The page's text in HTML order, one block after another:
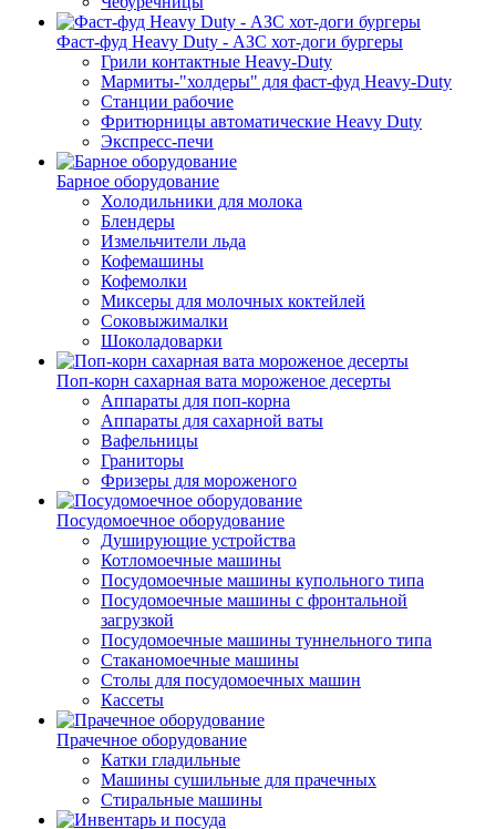
Фаст-фуд Heavy Duty - АЗС хот-доги бургеры
Грили контактные Heavy-Duty
Мармиты-"холдеры" для фаст-фуд Heavy-Duty
Станции рабочие
Фритюрницы автоматические Heavy Duty
Экспресс-печи
Барное оборудование
Холодильники для молока
Блендеры
Измельчители льда
Кофемашины
Кофемолки
Миксеры для молочных коктейлей
Соковыжималки
Шоколадоварки
Поп-корн сахарная вата мороженое десерты
Аппараты для поп-корна
Аппараты для сахарной ваты
Вафельницы
Граниторы
Фризеры для мороженого
Посудомоечное оборудование
Душирующие устройства
Котломоечные машины
Посудомоечные машины купольного типа
Посудомоечные машины с фронтальной
загрузкой
Посудомоечные машины туннельного типа
Стаканомоечные машины
Столы для посудомоечных машин
Кассеты
Прачечное оборудование
Катки гладильные
Машины сушильные для прачечных
Стиральные машины